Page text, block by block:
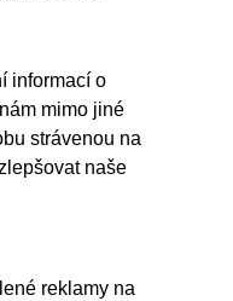
informací o
mimo jiné
strávenou na
naše
reklamy na